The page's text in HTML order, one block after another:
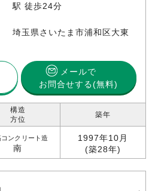
駅 徒歩24分
埼玉県さいたま市浦和区大東
メールで
お問合せする(無料)
構造
方位
コンクリート造
南
築年
1997年10月
(築28年)